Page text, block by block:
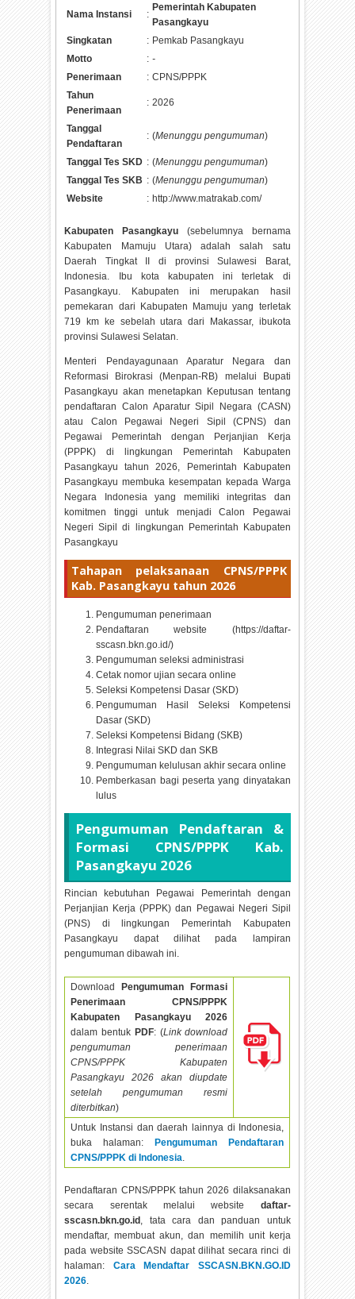
Nama Instansi :
Pemerintah Kabupaten
Pasangkayu
Singkatan
: Pemkab Pasangkayu
Motto
: -
Penerimaan
: CPNS/PPPK
Tahun
Penerimaan
: 2026
Tanggal
Pendaftaran
: (Menunggu pengumuman)
Tanggal Tes SKD : (Menunggu pengumuman)
Tanggal Tes SKB : (Menunggu pengumuman)
Website
: http://www.matrakab.com/
Kabupaten Pasangkayu (sebelumnya bernama
Kabupaten Mamuju Utara) adalah salah satu
Daerah Tingkat II di provinsi Sulawesi Barat,
Indonesia. Ibu kota kabupaten ini terletak di
Pasangkayu. Kabupaten ini merupakan hasil
pemekaran dari Kabupaten Mamuju yang terletak
719 km ke sebelah utara dari Makassar, ibukota
provinsi Sulawesi Selatan.
Menteri Pendayagunaan Aparatur Negara dan
Reformasi Birokrasi (Menpan-RB) melalui Bupati
Pasangkayu akan menetapkan Keputusan tentang
pendaftaran Calon Aparatur Sipil Negara (CASN)
atau Calon Pegawai Negeri Sipil (CPNS) dan
Pegawai Pemerintah dengan Perjanjian Kerja
(PPPK) di lingkungan Pemerintah Kabupaten
Pasangkayu tahun2026, Pemerintah Kabupaten
Pasangkayu membuka kesempatan kepada Warga
Negara Indonesia yang memiliki integritas dan
komitmen tinggi untuk menjadi Calon Pegawai
Negeri Sipil di lingkungan Pemerintah Kabupaten
Pasangkayu
Tahapan pelaksanaan CPNS/PPPK
Kab. Pasangkayu tahun 2026
Pengumuman penerimaan
Pendaftaran website (https://daftar-
sscasn.bkn.go.id/)
Pengumuman seleksi administrasi
Cetak nomor ujian secara online
Seleksi Kompetensi Dasar (SKD)
Pengumuman Hasil Seleksi Kompetensi
Dasar (SKD)
Seleksi Kompetensi Bidang (SKB)
Integrasi Nilai SKD dan SKB
Pengumuman kelulusan akhir secara online
Pemberkasan bagi peserta yang dinyatakan
lulus
Pengumuman Pendaftaran &
Formasi CPNS/PPPK Kab.
Pasangkayu 2026
Rincian kebutuhan Pegawai Pemerintah dengan
Perjanjian Kerja (PPPK) dan Pegawai Negeri Sipil
(PNS) di lingkungan Pemerintah Kabupaten
Pasangkayu dapat dilihat pada lampiran
pengumuman dibawah ini.
Download
Pengumuman Formasi
Penerimaan CPNS/PPPK
Kabupaten Pasangkayu2026
dalam bentuk PDF: (Link download
pengumuman penerimaan
CPNS/PPPK Kabupaten
Pasangkayu2026 akan diupdate
setelah pengumuman resmi
diterbitkan)
Untuk Instansi dan daerah lainnya di Indonesia,
buka halaman:
Pengumuman Pendaftaran
CPNS/PPPK di Indonesia.
Pendaftaran CPNS/PPPK tahun2026 dilaksanakan
secara serentak melalui website daftar-
sscasn.bkn.go.id , tata cara dan panduan untuk
mendaftar, membuat akun, dan memilih unit kerja
pada website SSCASN dapat dilihat secara rinci di
halaman: Cara Mendaftar SSCASN.BKN.GO.ID
2026.